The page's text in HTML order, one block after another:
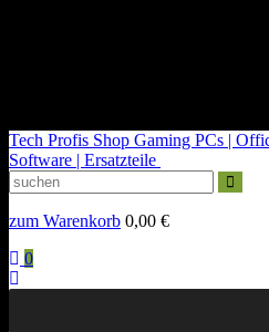
Tech Profis Shop Gaming PCs |
Software | Ersatzteile
zum Warenkorb 0,00 €
0